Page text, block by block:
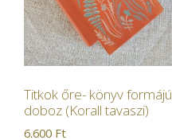
Titkok őre- könyv formájú
doboz (Korall tavaszi)
6.600 Ft